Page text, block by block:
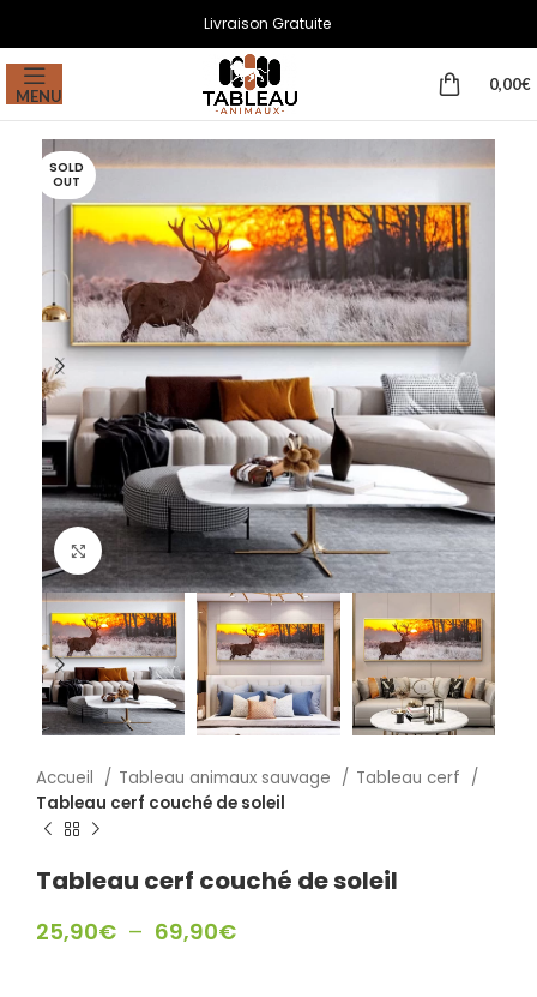
Livraison Gratuite
MENU
0,00€
SOLD
OUT
Click to enlarge
Accueil Tableau animaux sauvage
Tableau cerf
Tableau cerf couché de soleil
Tableau cerf couché de soleil
25,90€ – 69,90€